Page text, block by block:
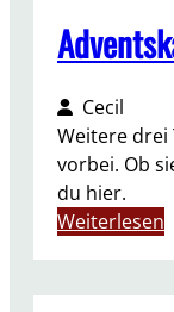
5
Cecil
Weitere drei
vorbei. Ob
du hier.
Weiterlesen